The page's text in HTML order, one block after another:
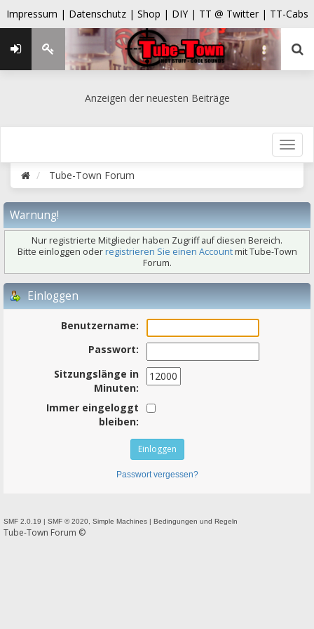
Impressum | Datenschutz | Shop | DIY | TT @ Twitter | TT-Cabs
Anzeigen der neuesten Beiträge
Tube-Town Forum
Warnung!
Nur registrierte Mitglieder haben Zugriff auf diesen Bereich.
Bitte einloggen oderregistrieren Sie einen Accountmit Tube-Town
Forum.
Einloggen
Benutzername:
Passwort:
Sitzungslänge in
Minuten:
Immer eingeloggt
bleiben:
Passwort vergessen?
SMF 2.0.19 | SMF © 2020 Simple Machines | Bedingungen und Regeln
Tube-Town Forum ©